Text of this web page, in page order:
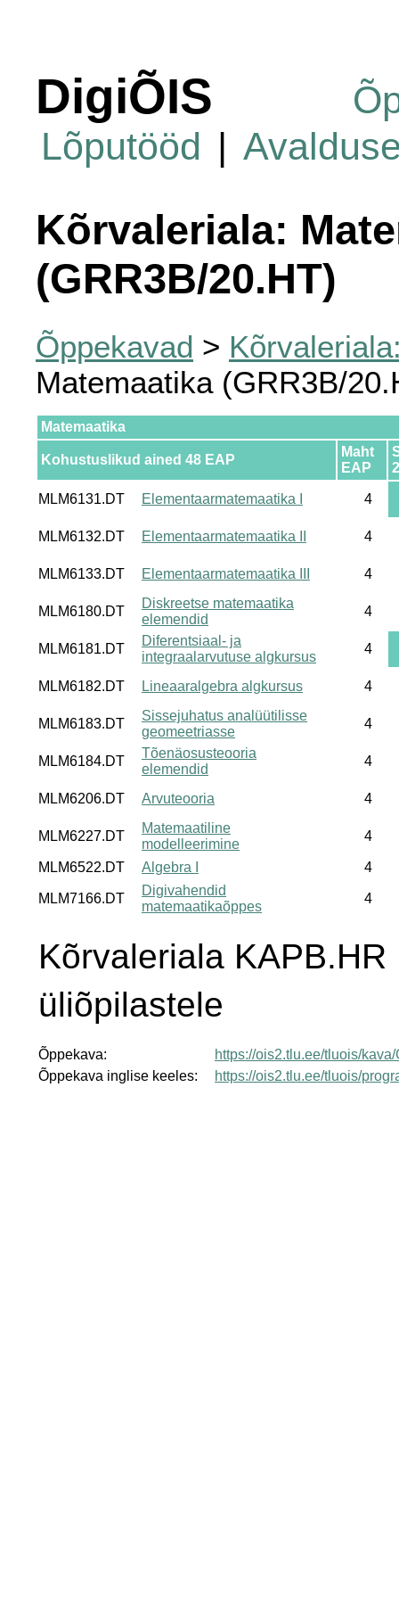
DigiÕIS
Lõputööd |
Kõrvaleriala:
(GRR3B/20.HT)
Õppekavad >
Matemaatika (GRR3B/
Matemaatika
Kohustuslikud ained 48 EAP
Maht
EAP
MLM6131.DT Elementaarmatemaatika I 4
MLM6132.DT Elementaarmatemaatika II 4
MLM6133.DT Elementaarmatemaatika III 4
MLM6180.DT
Diskreetse matemaatika
elemendid
4
MLM6181.DT
Diferentsiaal- ja
integraalarvutuse algkursus
4
MLM6182.DT Lineaaralgebra algkursus 4
MLM6183.DT
Sissejuhatus analüütilisse
geomeetriasse
4
MLM6184.DT
Tõenäosusteooria
elemendid
4
MLM6206.DT Arvuteooria 4
MLM6227.DT
Matemaatiline
modelleerimine
4
MLM6522.DT Algebra I 4
MLM7166.DT
Digivahendid
matemaatikaõppes
4
Kõrvaleriala
üliõpilastele
Õppekava:
https://ois2.tlu.ee/tluois/
Õppekava inglise keeles:
https://ois2.tlu.ee/tluois/